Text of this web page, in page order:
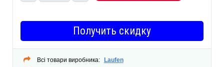
Получить скидку
Всі товари виробника: Laufen